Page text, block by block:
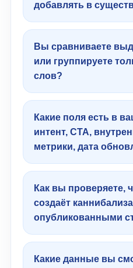
добавлять в
Вы сравниваете
или группируете
слов?
Какие поля есть в
интент, CTA,
метрики, дата
Как вы проверяете,
создаёт
опубликованными
Какие данные вы